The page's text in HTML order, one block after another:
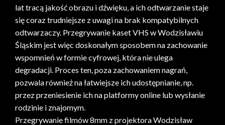
lat tracą jakość obrazu i dźwięku, a ich odtwarzanie staje
się coraz trudniejsze z uwagi na brak kompatybilnych
odtwarzaczy. Przegrywanie kaset VHS w Wodzisławiu
Śląskim jest więc doskonałym sposobem na zachowanie
wspomnień w formie cyfrowej, która nie ulega
degradacji. Proces ten, poza zachowaniem nagrań,
pozwala również na łatwiejsze ich udostępnianie, np.
przez przeniesienie ich na platformy online lub wysłanie
rodzinie i znajomym.
Przegrywanie filmów 8mm z projektora Wodzisław